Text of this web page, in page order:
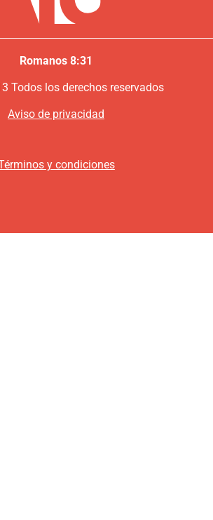
Romanos 8:31
Todos los derechos reservados
Aviso de privacidad
y condiciones